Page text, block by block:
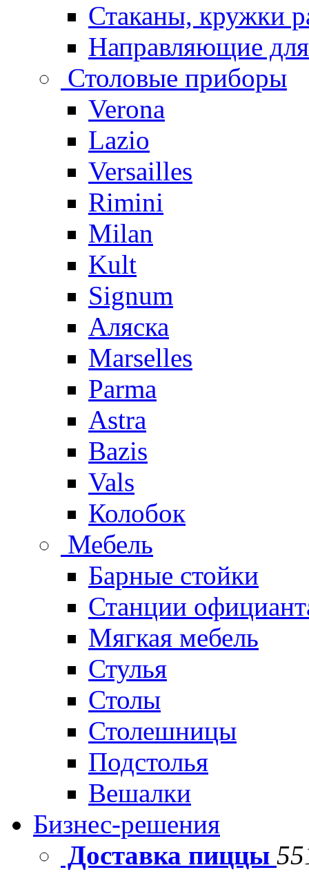
Стаканы, кружки
Направляющие
Столовые приборы
Verona
Lazio
Versailles
Rimini
Milan
Kult
Signum
Аляска
Marselles
Parma
Astra
Bazis
Vals
Колобок
Мебель
Барные стойки
Станции
Мягкая мебель
Стулья
Столы
Столешницы
Подстолья
Вешалки
Бизнес-решения
Доставка пиццы